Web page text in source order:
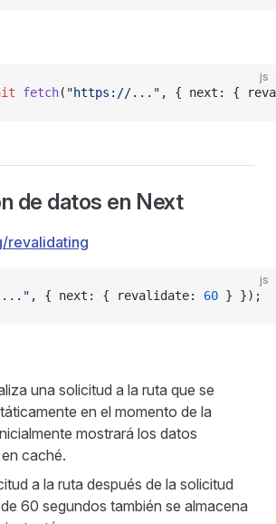
js
fetch( "https://..." , { next: {
de datos en Next
revalidating
js
..." , { next: { revalidate: 60 } });
una solicitud a la ruta que se
en el momento de la
mostrará los datos
caché.
a la ruta después de la solicitud
60 segundos también se almacena